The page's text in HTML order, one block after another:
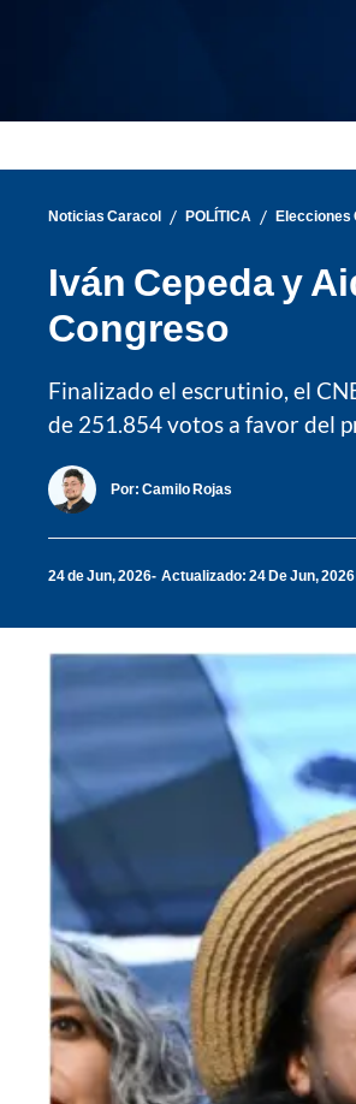
Noticias Caracol / POLÍTICA / Elecciones
Iván Cepeda y
Congreso
Finalizado el escrutinio, el
de 251.854 votos a favor del
Por: Camilo Rojas
24 de Jun, 2026 Actualizado: 24 De Jun, 2026